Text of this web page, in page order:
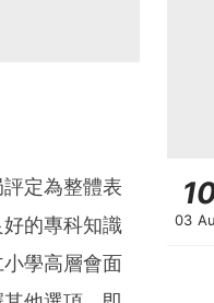
定為整體表
的專科知識
學高層會面
03